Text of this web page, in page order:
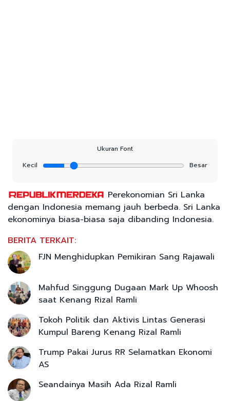
Ukuran Font
Kecil
Besar
Perekonomian Sri Lanka
dengan Indonesia memang jauh berbeda. Sri Lanka
ekonominya biasa-biasa saja dibanding Indonesia.
BERITA TERKAIT:
FJN Menghidupkan Pemikiran Sang Rajawali
Mahfud Singgung Dugaan Mark Up Whoosh
saat Kenang Rizal Ramli
Tokoh Politik dan Aktivis Lintas Generasi
Kumpul Bareng Kenang Rizal Ramli
Trump Pakai Jurus RR Selamatkan Ekonomi
AS
Seandainya Masih Ada Rizal Ramli